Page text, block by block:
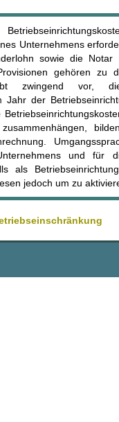
Unternehmens
sowie die Notar
gehören zu
zwingend vor,
Jahr der
und für
als
jedoch um zu